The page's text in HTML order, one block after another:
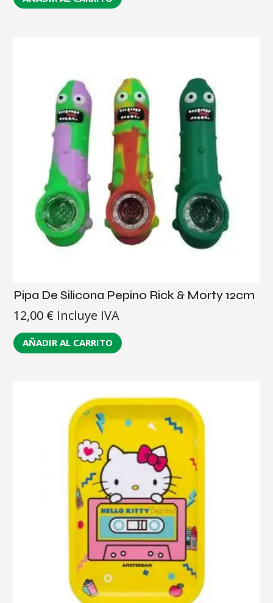
Pipa De Silicona Pepino Rick & Morty 12cm
12,00 € Incluye IVA
AÑADIR AL CARRITO